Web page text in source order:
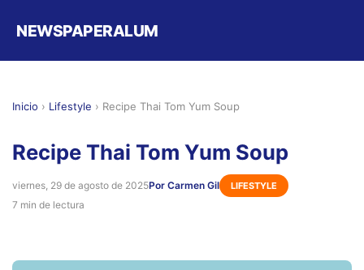
NEWSPAPERALUM
Inicio › Lifestyle › Recipe Thai Tom Yum Soup
Recipe Thai Tom Yum Soup
viernes, 29 de agosto de 2025Por Carmen Gil LIFESTYLE
7 min de lectura